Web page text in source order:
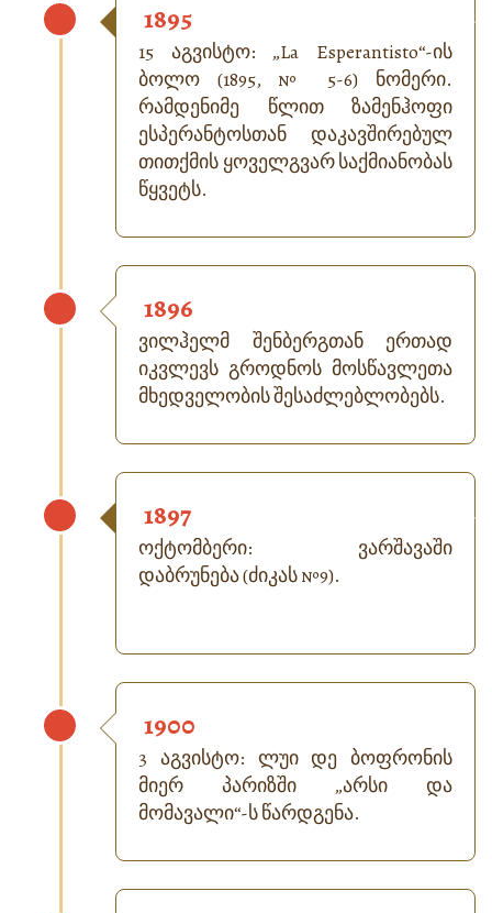
1895
15 აგვისტო: „La Esperantisto“-ის
ბოლო (1895, № 5-6) ნომერი.
რამდენიმე წლით ზამენჰოფი
ესპერანტოსთან დაკავშირებულ
თითქმის ყოველგვარ საქმიანობას
წყვეტს.
1896
ვილჰელმ შენბერგთან ერთად
იკვლევს გროდნოს მოსწავლეთა
მხედველობის შესაძლებლობებს.
1897
ოქტომბერი: ვარშავაში
დაბრუნება (ძიკას №9).
1900
3 აგვისტო: ლუი დე ბოფრონის
მიერ პარიზში „არსი და
მომავალი“-ს წარდგენა.